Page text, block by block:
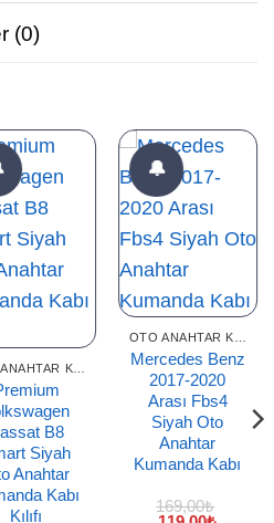
(0)
B8
Siyah
Anahtar
Kabı
Kılıfı
🔔
Mercedes Benz
2017-2020
Arası Fbs4
Siyah Oto
Anahtar
Kumanda Kabı
169,00₺